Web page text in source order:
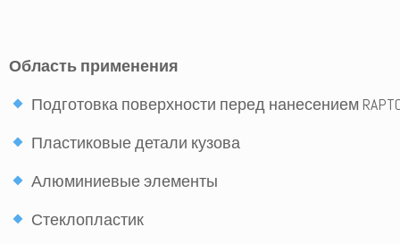
Область применения
Подготовка поверхности перед нанесением
Пластиковые детали кузова
Алюминиевые элементы
Стеклопластик